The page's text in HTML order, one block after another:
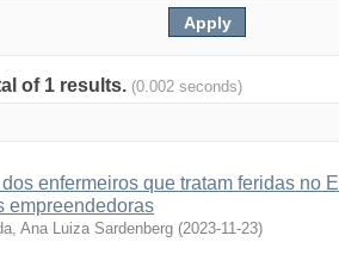
of 1 results. (0.002 seconds)
dos enfermeiros que tratam feridas no
empreendedoras
Ana Luiza Sardenberg (2023-11-23)